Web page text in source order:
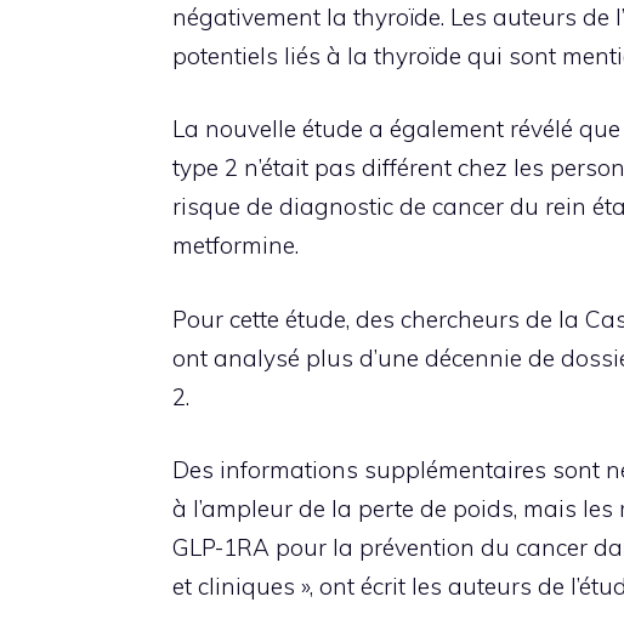
négativement la thyroïde. Les auteurs de
potentiels liés à la thyroïde qui sont
La nouvelle étude a également révélé
type 2 n’était pas différent chez les
risque de diagnostic de cancer du rein
metformine.
Pour cette étude, des chercheurs de la
ont analysé plus d’une décennie de
2.
Des informations supplémentaires sont
à l’ampleur de la perte de poids, mais
GLP-1RA pour la prévention du cancer
et cliniques », ont écrit les auteurs de